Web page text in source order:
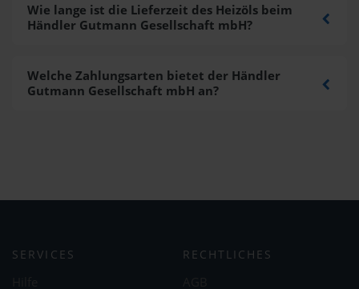
Wie lange ist die Lieferzeit des Heizöls beim
Händler Gutmann Gesellschaft mbH?
Welche Zahlungsarten bietet der Händler
Gutmann Gesellschaft mbH an?
SERVICES RECHTLICHES